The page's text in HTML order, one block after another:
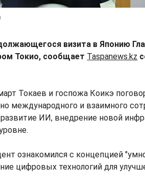
визита в Японию
Токио, сообщает Taspanews.kz
Токаев и госпожа Коикэ
международного и взаимного
ИИ, внедрение новой
ознакомился с концепцией
цифровых технологий для